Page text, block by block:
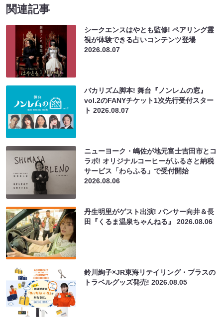
関連記事
シークエンスはやとも監修! ペアリング霊
視が体験できる占いコンテンツ登場
2026.08.07
バカリズム脚本! 舞台『ノンレムの窓』
vol.2のFANYチケット1次先行受付スター
ト2026.08.07
ニューヨーク・嶋佐が地元富士吉田市とコ
ラボ! オリジナルコーヒーがふるさと納税
サービス「わらふる」で受付開始
2026.08.06
丹生明里がゲスト出演! パンサー向井＆長
田『くるま温泉ちゃんねる』2026.08.06
鈴川絢子×JR東海リテイリング・プラスの
トラベルグッズ発売!2026.08.05